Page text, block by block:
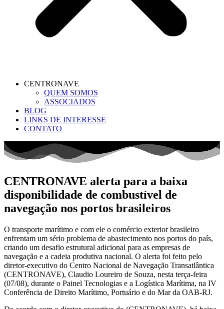
CENTRONAVE
QUEM SOMOS
ASSOCIADOS
BLOG
LINKS DE INTERESSE
CONTATO
CENTRONAVE alerta para a baixa
disponibilidade de combustível de
navegação nos portos brasileiros
O transporte marítimo e com ele o comércio exterior brasileiro
enfrentam um sério problema de abastecimento nos portos do país,
criando um desafio estrutural adicional para as empresas de
navegação e a cadeia produtiva nacional. O alerta foi feito pelo
diretor-executivo do Centro Nacional de Navegação Transatlântica
(CENTRONAVE), Claudio Loureiro de Souza, nesta terça-feira
(07/08), durante o Painel Tecnologias e a Logística Marítima, na IV
Conferência de Direito Marítimo, Portuário e do Mar da OAB-RJ.